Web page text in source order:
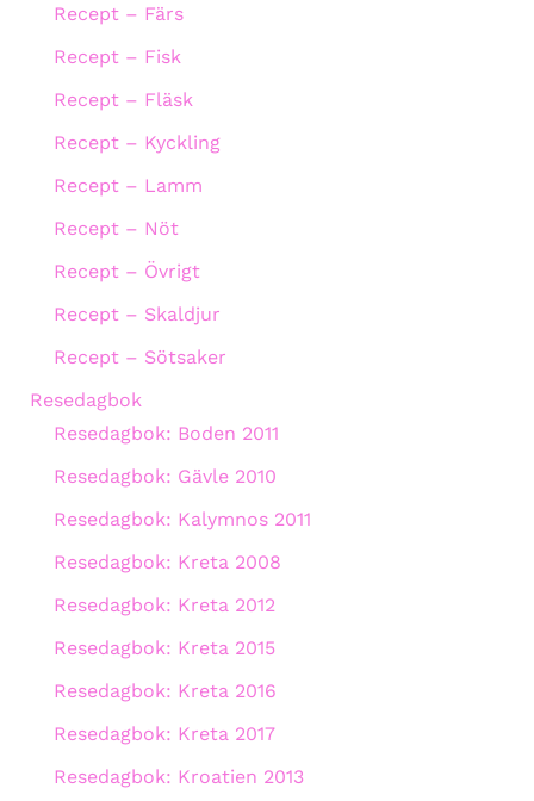
Recept – Färs
Recept – Fisk
Recept – Fläsk
Recept – Kyckling
Recept – Lamm
Recept – Nöt
Recept – Övrigt
Recept – Skaldjur
Recept – Sötsaker
Resedagbok
Resedagbok: Boden 2011
Resedagbok: Gävle 2010
Resedagbok: Kalymnos 2011
Resedagbok: Kreta 2008
Resedagbok: Kreta 2012
Resedagbok: Kreta 2015
Resedagbok: Kreta 2016
Resedagbok: Kreta 2017
Resedagbok: Kroatien 2013